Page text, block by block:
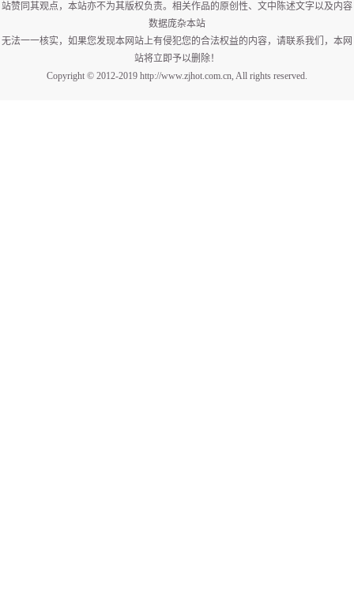
站赞同其观点，本站亦不为其版权负责。相关作品的原创性、文中陈述文字以及内容
数据庞杂本站
无法一一核实，如果您发现本网站上有侵犯您的合法权益的内容，请联系我们，本网
站将立即予以删除！
Copyright © 2012-2019 http://www.zjhot.com.cn, All rights reserved.